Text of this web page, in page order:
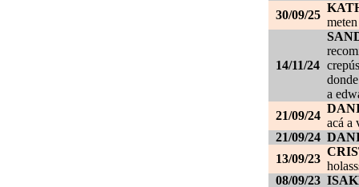
30/09/25
14/11/24
a
21/09/24
acá a
21/09/24
13/09/23
08/09/23